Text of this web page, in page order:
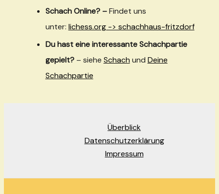
Schach Online? –Findet uns
unter: lichess.org -> schachhaus-fritzdorf
Du hast eine interessante Schachpartie
gepielt?– siehe Schach und Deine
Schachpartie
Überblick
Datenschutzerklärung
Impressum